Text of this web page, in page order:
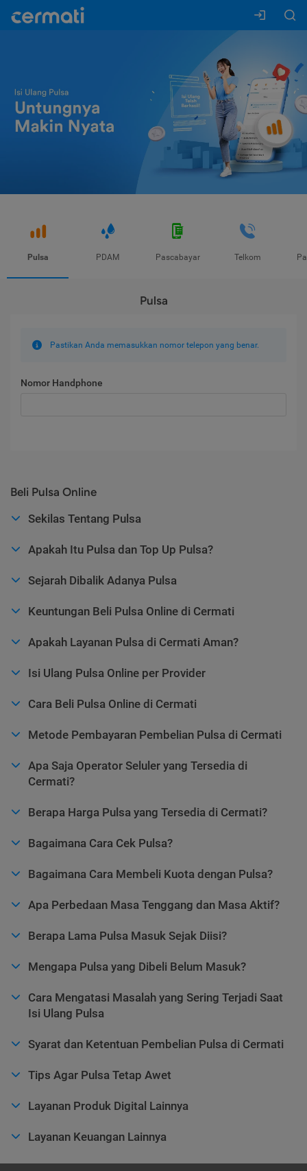
Pulsa PDAM Pascabayar Telkom
Pulsa
Pastikan Anda memasukkan nomor telepon yang benar.
Nomor Handphone
Beli Pulsa Online
Sekilas Tentang Pulsa
Apakah Itu Pulsa dan Top Up Pulsa?
Sejarah Dibalik Adanya Pulsa
Keuntungan Beli Pulsa Online di Cermati
Apakah Layanan Pulsa di Cermati Aman?
Isi Ulang Pulsa Online per Provider
Cara Beli Pulsa Online di Cermati
Metode Pembayaran Pembelian Pulsa di Cermati
Apa Saja Operator Seluler yang Tersedia di
Cermati?
Berapa Harga Pulsa yang Tersedia di Cermati?
Bagaimana Cara Cek Pulsa?
Bagaimana Cara Membeli Kuota dengan Pulsa?
Apa Perbedaan Masa Tenggang dan Masa Aktif?
Berapa Lama Pulsa Masuk Sejak Diisi?
Mengapa Pulsa yang Dibeli Belum Masuk?
Cara Mengatasi Masalah yang Sering Terjadi Saat
Isi Ulang Pulsa
Syarat dan Ketentuan Pembelian Pulsa di Cermati
Tips Agar Pulsa Tetap Awet
Layanan Produk Digital Lainnya
Layanan Keuangan Lainnya